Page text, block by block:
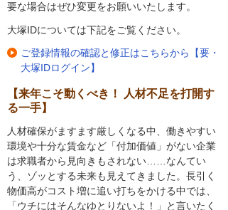
要な場合はぜひ変更をお願いいたします。
大塚IDについては下記をご覧ください。
ご登録情報の確認と修正はこちらから【要・
大塚IDログイン】
【来年こそ動くべき！ 人材不足を打開す
る一手】
人材確保がますます厳しくなる中、働きやすい
環境や十分な賃金など「付加価値」がない企業
は求職者から見向きもされない……なんてい
う、ゾッとする未来も見えてきました。長引く
物価高がコスト増に追い打ちをかける中では、
「ウチにはそんなゆとりないよ！」と言いたく